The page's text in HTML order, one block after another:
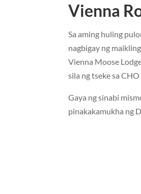
Vienna
Sa aming huling
nagbigay ng
Vienna Moose
sila ng tseke sa
Gaya ng sinabi
pinakakamukha ng